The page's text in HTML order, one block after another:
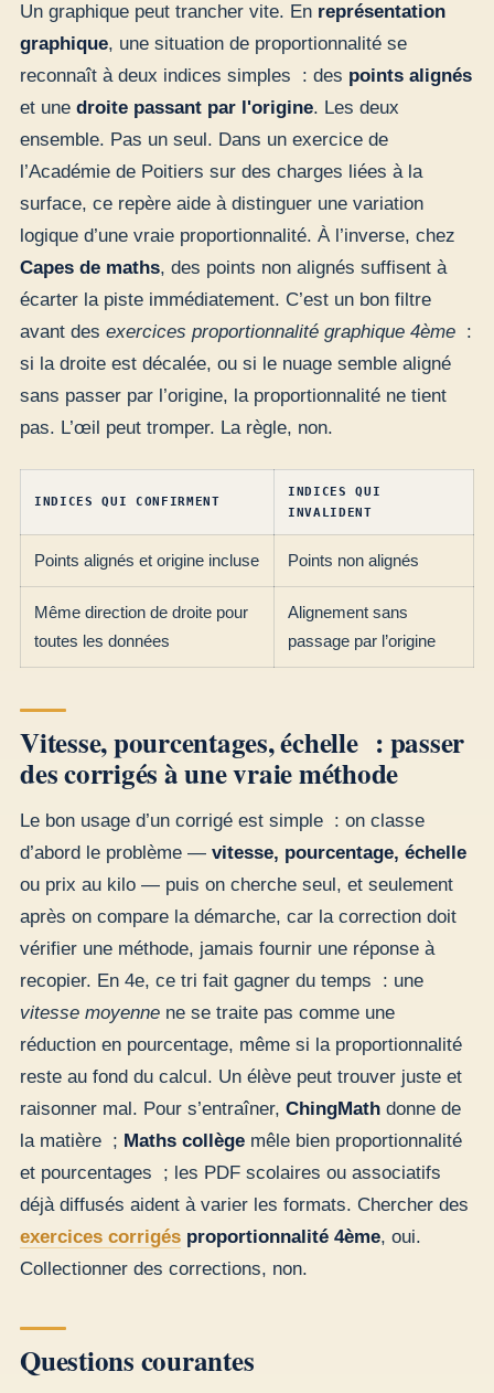
Un graphique peut trancher vite. En représentation
graphique, une situation de proportionnalité se
reconnaît à deux indices simples : des points alignés
et une droite passant par l'origine. Les deux
ensemble. Pas un seul. Dans un exercice de
l’Académie de Poitiers sur des charges liées à la
surface, ce repère aide à distinguer une variation
logique d’une vraie proportionnalité. À l’inverse, chez
Capes de maths, des points non alignés suffisent à
écarter la piste immédiatement. C’est un bon filtre
avant des exercices proportionnalité graphique 4ème :
si la droite est décalée, ou si le nuage semble aligné
sans passer par l’origine, la proportionnalité ne tient
pas. L’œil peut tromper. La règle, non.
INDICES QUI CONFIRMENT
INDICES QUI
INVALIDENT
Points alignés et origine incluse Points non alignés
Même direction de droite pour
toutes les données
Alignement sans
passage par l’origine
Vitesse, pourcentages, échelle : passer
des corrigés à une vraie méthode
Le bon usage d’un corrigé est simple : on classe
d’abord le problème — vitesse, pourcentage, échelle
ou prix au kilo — puis on cherche seul, et seulement
après on compare la démarche, car la correction doit
vérifier une méthode, jamais fournir une réponse à
recopier. En 4e, ce tri fait gagner du temps : une
vitesse moyenne ne se traite pas comme une
réduction en pourcentage, même si la proportionnalité
reste au fond du calcul. Un élève peut trouver juste et
raisonner mal. Pour s’entraîner, ChingMath donne de
la matière ; Maths collège mêle bien proportionnalité
et pourcentages ; les PDF scolaires ou associatifs
déjà diffusés aident à varier les formats. Chercher des
exercices corrigés proportionnalité 4ème, oui.
Collectionner des corrections, non.
Questions courantes